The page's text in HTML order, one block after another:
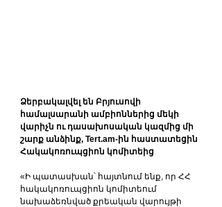
Ձերբակալվել են Բրյուսովի
համալսարանի ամբիոններից մեկի
վարիչն ու դասախոսական կազմից մի
շարք անձինք, Tert.am-ին հաստատեցին
Հակակոռուպցիոն կոմիտեից
«Ի պատասխան՝ հայտնում ենք, որ ՀՀ
հակակոռուպցիոն կոմիտեում
նախաձեռնված քրեական վարույթի